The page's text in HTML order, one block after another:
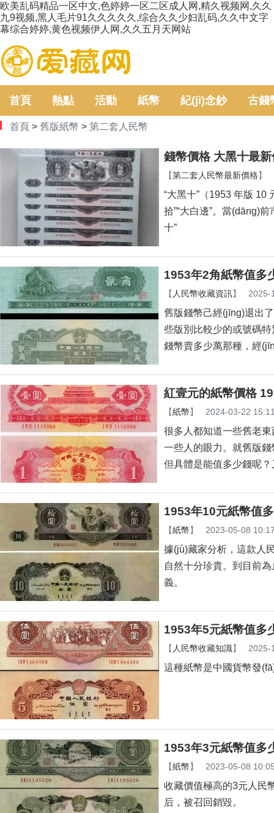
欧美乱码精品一区中文,色婷婷一区二区成人网,精久视频网,久久
九9视频,黑人毛片91久久久久久,综合久久少妇乱码,久久中文字
幕综合婷婷,黄色视频伊人网,久久五月天网站
首頁 熱點 活動 紙幣 紀(jì)念鈔 古錢
首頁 > 舊版紙幣 > 第二套人民幣
錢幣價格 大黑十最
【第二套人民幣最新價格】
“大黑十”（1953 年版 10
拾”“大白邊”。當(dāng)
十”
1953年2角紙幣值多
【 人民幣收藏資訊】 2025-
舊版錢幣己經(jīng)退出了流
些版別比較少的或號碼特
錢幣賣多少萬那種，
紅壹元的紙幣價格
【紙幣】 2024-03-22
很多人都知道一些舊老
一些人的眼力。就舊版錢
但具體是能值多少錢呢
1953年10元紙幣值
【紙幣】 2023-05-08
據(jù)藏家分析，這款人
自然十分珍貴。到目前
義。
1953年5元紙幣值多
【 人民幣收藏知識】 2025-
這種紙幣是中國貨幣發(fā)
1953年3元紙幣值多
【紙幣】 2023-05-08
收藏價值極高的3元人民
后，被召回銷毀。